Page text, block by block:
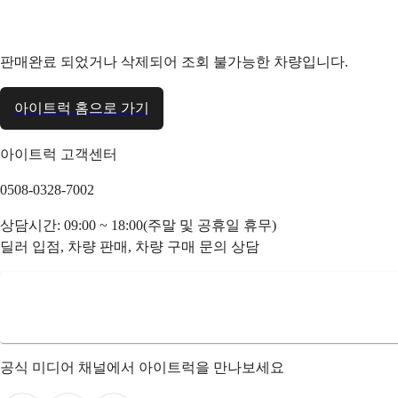
판매완료 되었거나 삭제되어 조회 불가능한 차량입니다.
아이트럭 홈으로 가기
아이트럭 고객센터
0508-0328-7002
상담시간: 09:00 ~ 18:00(주말 및 공휴일 휴무)
딜러 입점, 차량 판매, 차량 구매 문의 상담
공식 미디어 채널에서 아이트럭을 만나보세요